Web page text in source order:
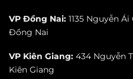
VP Đồng Nai: 1135 Nguyễn
Đồng Nai
VP Kiên Giang: 434 Nguyễn
Kiên Giang